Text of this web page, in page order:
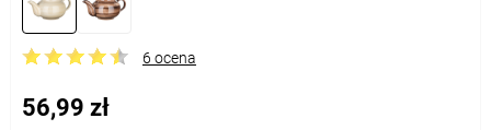
6 ocena
56,99 zł